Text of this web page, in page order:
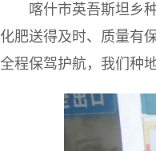
喀什市英吾斯坦乡
化肥送得及时、质量有
全程保驾护航，我们种